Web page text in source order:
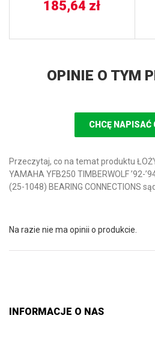
185,64 zł
OPINIE O TYM
CHCĘ NAPISAĆ
Przeczytaj, co na temat produktu
YAMAHA YFB250 TIMBERWOLF ’92-
(25-1048) BEARING CONNECTIONS
Na razie nie ma opinii o produkcie.
INFORMACJE O NAS